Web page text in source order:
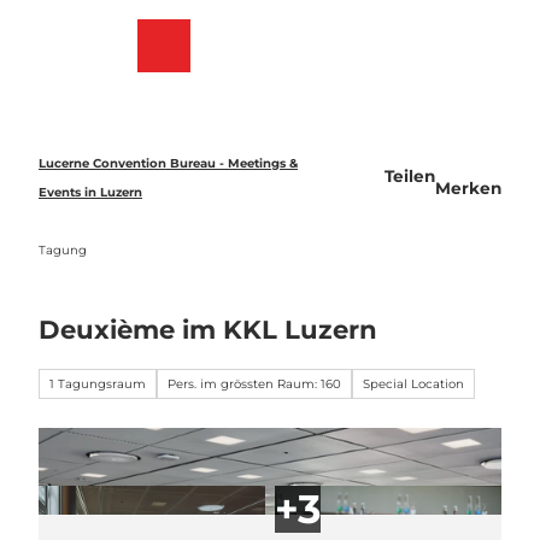
Lucerne Convention Bureau - Meetings &
Events in Luzern
Tagung
Teilen
Merken
Deuxième im KKL Luzern
1 Tagungsraum Pers. im grössten Raum: 160 Special Location